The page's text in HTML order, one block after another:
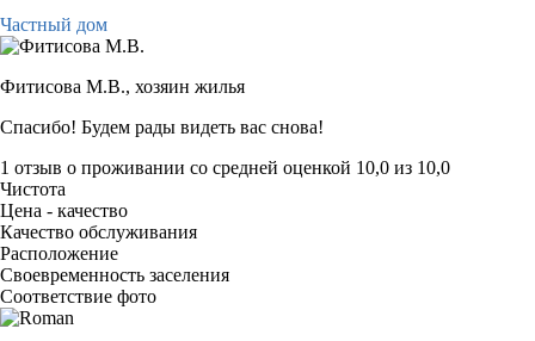
Частный дом
Фитисова М.В., хозяин жилья
Спасибо! Будем рады видеть вас снова!
1 отзыв о проживании со средней оценкой 10,0 из 10,0
Чистота
Цена - качество
Качество обслуживания
Расположение
Своевременность заселения
Соответствие фото